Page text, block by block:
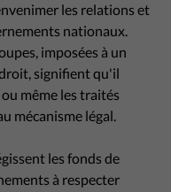
les relations et
nationaux.
imposées à un
signifient qu'il
même les traités
mécanisme légal.
les fonds de
à respecter